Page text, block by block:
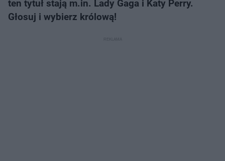
ten tytuł stają m.in. Lady Gaga i Katy Perry.
Głosuj i wybierz królową!